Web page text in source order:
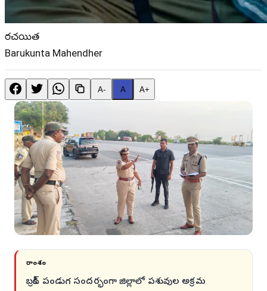
రచయిత
Barukunta Mahendher
A- A A+
సారాంశం
బక్రీద్ పండుగ సందర్భంగా జిల్లాలో పశువుల అక్రమ